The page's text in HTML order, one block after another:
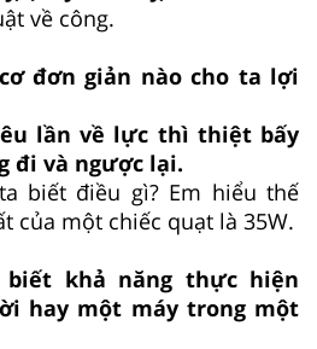
về công.
đơn giản nào cho ta lợi
lần về lực thì thiệt bấy
đi và ngược lại.
biết điều gì? Em hiểu thế
của một chiếc quạt là 35W.
biết khả năng thực hiện
hay một máy trong một